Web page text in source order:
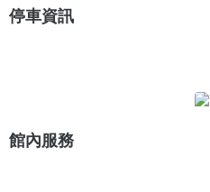
停車資訊
館內服務